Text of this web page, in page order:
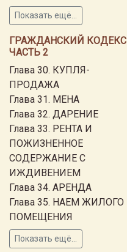
Показать ещё...
ГРАЖДАНСКИЙ КОДЕКС
ЧАСТЬ 2
Глава 30. КУПЛЯ-
ПРОДАЖА
Глава 31. МЕНА
Глава 32. ДАРЕНИЕ
Глава 33. РЕНТА И
ПОЖИЗНЕННОЕ
СОДЕРЖАНИЕ С
ИЖДИВЕНИЕМ
Глава 34. АРЕНДА
Глава 35. НАЕМ ЖИЛОГО
ПОМЕЩЕНИЯ
Показать ещё...